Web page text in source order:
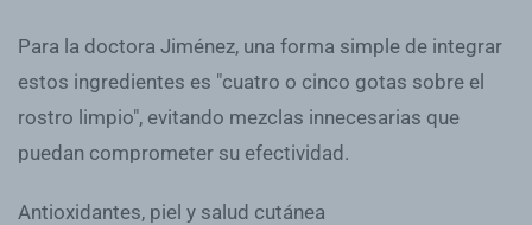
Para la doctora Jiménez, una forma simple de integrar
estos ingredientes es "cuatro o cinco gotas sobre el
rostro limpio", evitando mezclas innecesarias que
puedan comprometer su efectividad.
Antioxidantes, piel y salud cutánea